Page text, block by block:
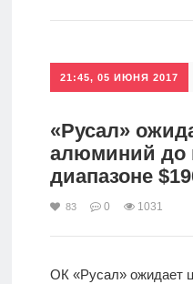
Дивиденды
Волновой
анализ
Видео
21:45, 05 ИЮНЯ 2017
«Русал»
алюминий до
диапазоне
83 0 1031
ОК «Русал» ожидает